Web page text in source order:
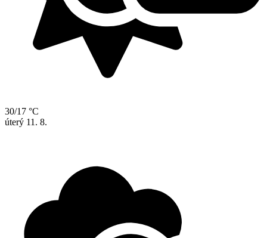
30/17 °C
úterý 11. 8.